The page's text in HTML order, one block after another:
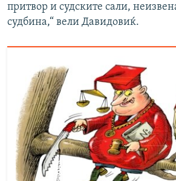
притвор и судските сали,
судбина,“ вели Давидовиќ.